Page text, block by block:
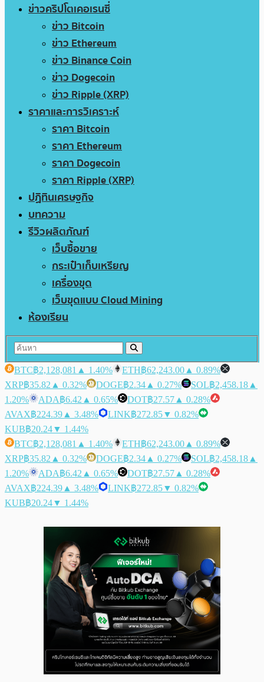
ข่าวคริปโตเคอเรนซี่
ข่าว Bitcoin
ข่าว Ethereum
ข่าว Binance Coin
ข่าว Dogecoin
ข่าว Ripple (XRP)
ราคาและการวิเคราะห์
ราคา Bitcoin
ราคา Ethereum
ราคา Dogecoin
ราคา Ripple (XRP)
ปฏิทินเศรษฐกิจ
บทความ
รีวิวผลิตภัณฑ์
เว็บซื้อขาย
กระเป๋าเก็บเหรียญ
เครื่องขุด
เว็บขุดแบบ Cloud Mining
ห้องเรียน
BTC฿2,128,081 ▲ 1.40% ETH฿62,243.00 ▲ 0.89%
XRP฿35.82 ▲ 0.32% DOGE฿2.34 ▲ 0.27% SOL฿2,458.18 ▲
1.20%
ADA฿6.42 ▲ 0.65% DOT฿27.57 ▲ 0.28%
AVAX฿224.39 ▲ 3.48% LINK฿272.85▼ 0.82%
KUB฿20.24▼ 1.44%
BTC฿2,128,081 ▲ 1.40% ETH฿62,243.00 ▲ 0.89%
XRP฿35.82 ▲ 0.32% DOGE฿2.34 ▲ 0.27% SOL฿2,458.18 ▲
1.20%
ADA฿6.42 ▲ 0.65% DOT฿27.57 ▲ 0.28%
AVAX฿224.39 ▲ 3.48% LINK฿272.85▼ 0.82%
KUB฿20.24▼ 1.44%